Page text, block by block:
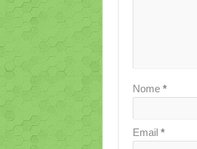
Nome *
Email *